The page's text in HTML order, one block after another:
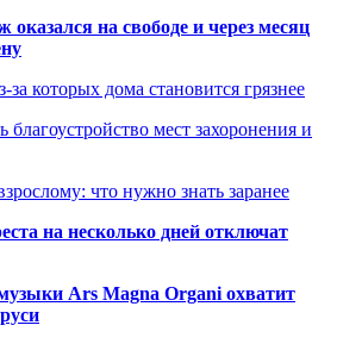
на свободе и через месяц
которых дома становится грязнее
благоустройство мест захоронения и
что нужно знать заранее
на несколько дней отключат
Ars Magna Organi охватит